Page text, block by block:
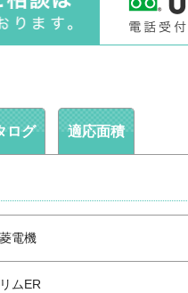
ログ 適応面積
電機
ムER